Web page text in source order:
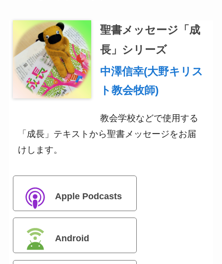
聖書メッセージ「成
長」シリーズ
中澤信幸(大野キリス
ト教会牧師)
教会学校などで使用する
「成長」テキストから聖書メッセージをお届
けします。
Apple Podcasts
Android